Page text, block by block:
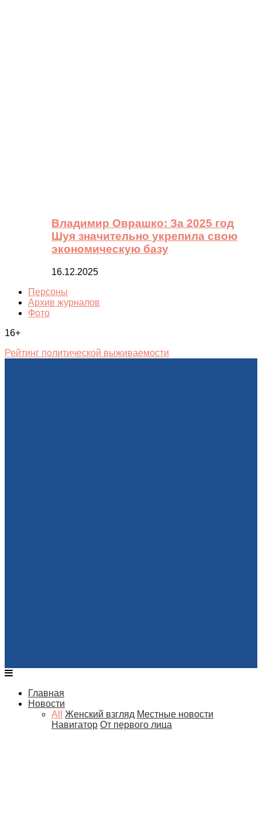
Владимир Оврашко: За 2025 год
Шуя значительно укрепила свою
экономическую базу
16.12.2025
Персоны
Архив журналов
Фото
16+
Рейтинг политической выживаемости
Главная
Новости
All
Женский взгляд Местные новости
Навигатор От первого лица